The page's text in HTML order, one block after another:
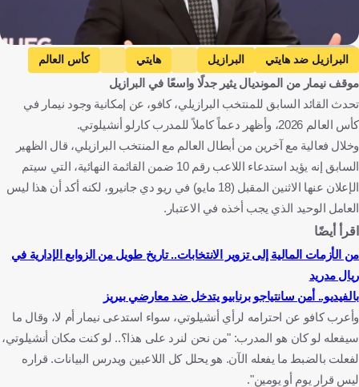
Getty Images
البرازيل ضد هايتي البرازيل هايتي
كأس العالم
البرازيل للسيدات ضد الولايات المتحدة الأمريكية للسيدات
البرازيل للسيدات
الولايات المتحدة الأمريكية للسيدات
المباريات الودية
البرازيل ضد المغرب
المغرب
إسكتلندا ضد البرازيل
إسكتلندا
البرازيل للسيدات ضد الولايات المتحدة الأمريكية للسيدات
نيمار
سانتوس إف سي ضد كوريتيبا
سانتوس إف سي
كوريتيبا
لوسيانو باربوسا كافو
البرازيل هايتي
الولايات المتحدة
المغرب
اسكتلندا كرة قدم
موقف نيمار من المونديال يثير جدلًا واسعًا في البرازيل
تحدث القائد السابق للمنتخب البرازيلي، كافو، عن إمكانية وجود نيمار في
كأس العالم 2026، وأظهر دعماً كاملاً للمدرب كارلو أنشيلوتي.
وخلال فعالية مع آخرين من أبطال العالم مع المنتخب البرازيلي، قال الظهير
السابق إنه يؤيد استدعاء اللاعب رقم 10 ضمن القائمة النهائية، التي سيتم
الإعلان عنها الاثنين المقبل (18 مايو) في ريو دي جانيرو، لكنه أكد أن هذا ليس
العامل الوحيد الذي يجب أخذه في الاعتبار.
اقرأ أيضًا
من الأزمات المالية إلى تزوير الانتخابات.. تاريخ طويل من الزوابع الإدارية في
ريال مدريد
بالفيديو.. أمن سانتياجو برنابيو يتدخل ضد معارضي بيريز
وأعرب كافو عن احترامه لرأي أنشيلوتي، سواء استدعى نيمار أم لا، وقال ما
سيفعله لو كان هو المدرب: "من نحن لنرد على هذا؟.. لو كنت مكان أنشيلوتي،
لفعلت بالضبط ما يفعله الآن. هو يحلل كل اللاعبين ويدرس البيانات. قراره
ليس قرار يوم أو يومين".